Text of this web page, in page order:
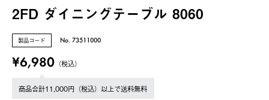
2FD ダイニングテーブル 8060
製品コード No. 73511000
¥6,980 （税込）
商品合計11,000円（税込）以上で送料無料